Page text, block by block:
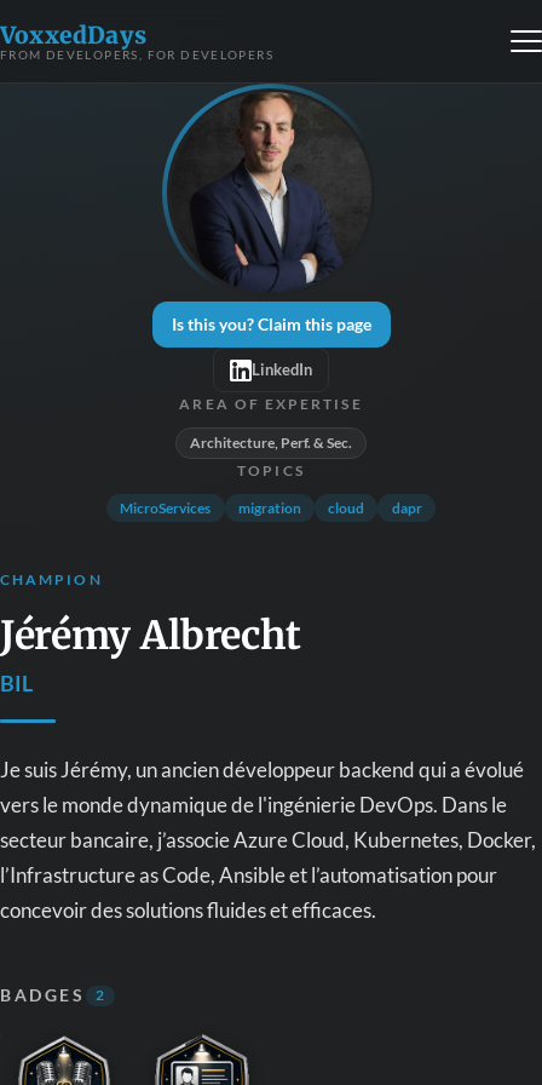
VoxxedDays
FROM DEVELOPERS, FOR DEVELOPERS
Is this you? Claim this page
LinkedIn
AREA OF EXPERTISE
Architecture, Perf. & Sec.
TOPICS
MicroServices migration cloud dapr
CHAMPION
Jérémy Albrecht
BIL
Je suis Jérémy, un ancien développeur backend qui a évolué
vers le monde dynamique de l'ingénierie DevOps. Dans le
secteur bancaire, j’associe Azure Cloud, Kubernetes, Docker,
l’Infrastructure as Code, Ansible et l’automatisation pour
concevoir des solutions fluides et efficaces.
BADGES 2